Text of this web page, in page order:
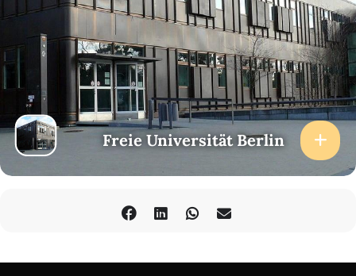
Šklovskij; von Albert Einstein bis zur japanischen Unterstützung
der Notgemeinschaft der Deutschen Wissenschaft.
Am Beginn der Vorlesungsreihe steht eine Podiumsdiskussion mit
dem ehemaligen Rektor der FU Berlin, Prof. Dr. Peter-André Alt,
Präsident der Hochschulrektorenkonferenz, der Autorin Kathrin
Röggla, Professorin an der Kunsthochschule für Medien, Köln und
stellvertretende Präsidentin der Berliner Akademie der Künste,
sowie mit dem Regisseur und Autor Andres Veiel und der
Komponistin Mayako Kubo.Freie Universität Berlin